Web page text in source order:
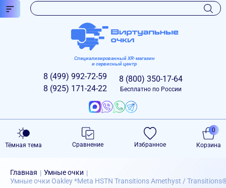
Специализированный XR-магазин
и сервисный центр
8 (499) 992-72-59
8 (925) 171-24-22
8 (800) 350-17-64
Бесплатно по России
Тёмная тема Сравнение Избранное Корзина
0
Главная | Умные очки |
Умные очки Oakley *Meta HSTN Transitions Amethyst /